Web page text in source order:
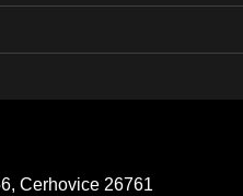
Cerhovice 26761